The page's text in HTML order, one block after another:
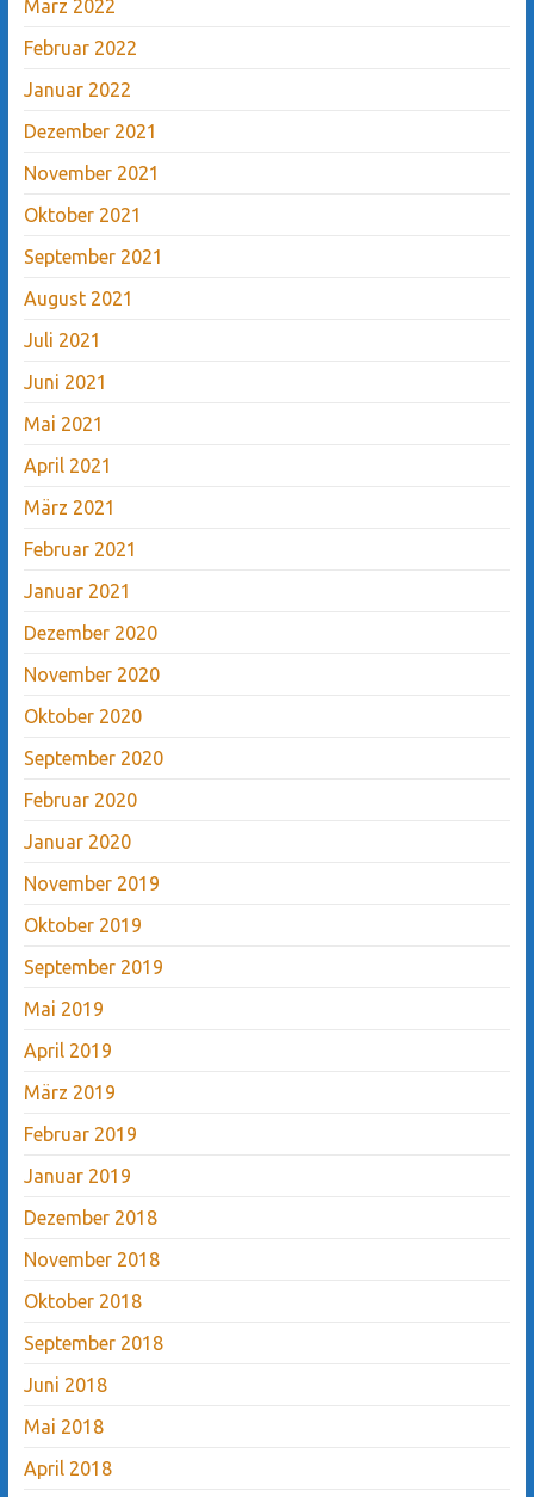
März 2022
Februar 2022
Januar 2022
Dezember 2021
November 2021
Oktober 2021
September 2021
August 2021
Juli 2021
Juni 2021
Mai 2021
April 2021
März 2021
Februar 2021
Januar 2021
Dezember 2020
November 2020
Oktober 2020
September 2020
Februar 2020
Januar 2020
November 2019
Oktober 2019
September 2019
Mai 2019
April 2019
März 2019
Februar 2019
Januar 2019
Dezember 2018
November 2018
Oktober 2018
September 2018
Juni 2018
Mai 2018
April 2018